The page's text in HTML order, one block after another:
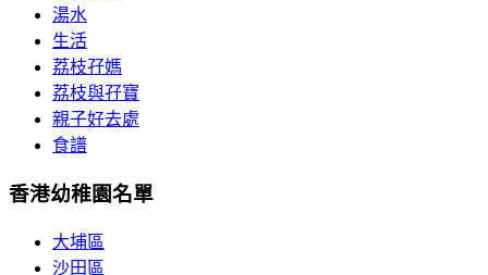
湯水
生活
荔枝孖媽
荔枝與孖寶
親子好去處
食譜
香港幼稚園名單
大埔區
沙田區